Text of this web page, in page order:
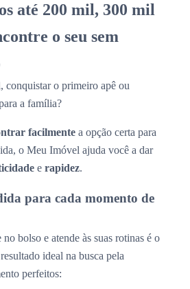
até 200 mil, 300 mil
o seu sem
conquistar o primeiro apê ou
a família?
facilmente a opção certa para
o Meu Imóvel ajuda você a dar
e rapidez.
para cada momento de
bolso e atende às suas rotinas é o
ideal na busca pela
perfeitos: